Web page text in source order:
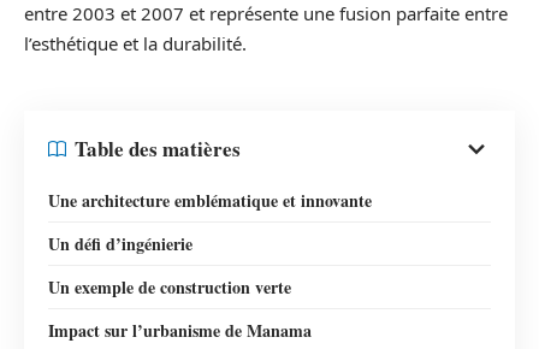
entre 2003 et 2007 et représente une fusion parfaite entre
l’esthétique et la durabilité.
Table des matières
Une architecture emblématique et innovante
Un défi d’ingénierie
Un exemple de construction verte
Impact sur l’urbanisme de Manama